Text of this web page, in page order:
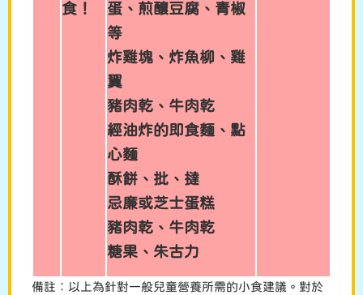
食！
蛋、煎釀豆腐、青椒
等
炸雞塊、炸魚柳、雞
翼
豬肉乾、牛肉乾
經油炸的即食麵、點
心麵
酥餅、批、撻
忌廉或芝士蛋糕
豬肉乾、牛肉乾
糖果、朱古力
備註︰以上為針對一般兒童營養所需的小食建議。對於